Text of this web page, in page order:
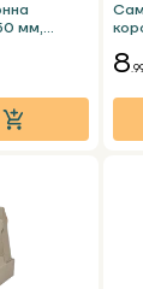
мм,
8